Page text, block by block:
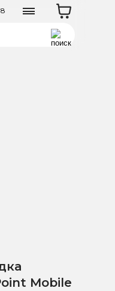
Mobile